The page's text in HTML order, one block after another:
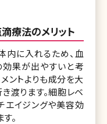
療法のメリット
に入れるため、血
果が出やすいと考
ントよりも成分を大
渡ります。細胞レベ
エイジングや美容効
。